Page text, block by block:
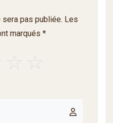
pas publiée. Les
marqués *